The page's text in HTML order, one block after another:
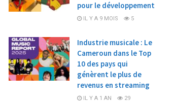
pour le développement
IL Y A 9 MOIS 5
Industrie musicale : Le
Cameroun dans le Top
10 des pays qui
génèrent le plus de
revenus en streaming
IL Y A 1 AN 29